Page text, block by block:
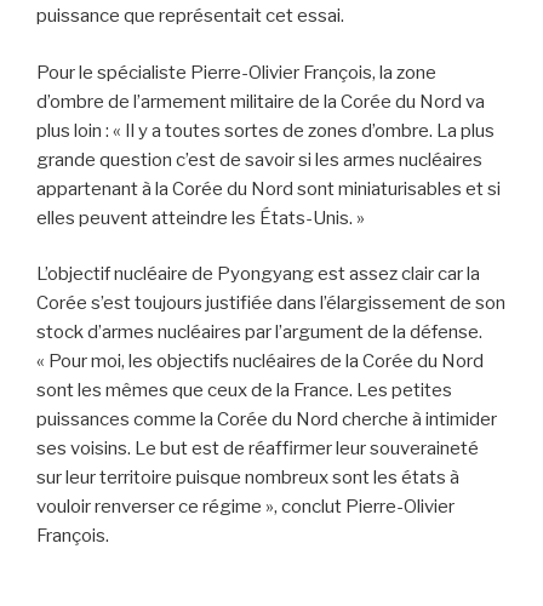
puissance que représentait cet essai.
Pour le spécialiste Pierre-Olivier François, la zone
d’ombre de l’armement militaire de la Corée du Nord va
plus loin : « Il y a toutes sortes de zones d’ombre. La plus
grande question c’est de savoir si les armes nucléaires
appartenant à la Corée du Nord sont miniaturisables et si
elles peuvent atteindre les États-Unis. »
L’objectif nucléaire de Pyongyang est assez clair car la
Corée s’est toujours justifiée dans l’élargissement de son
stock d’armes nucléaires par l’argument de la défense.
« Pour moi, les objectifs nucléaires de la Corée du Nord
sont les mêmes que ceux de la France. Les petites
puissances comme la Corée du Nord cherche à intimider
ses voisins. Le but est de réaffirmer leur souveraineté
sur leur territoire puisque nombreux sont les états à
vouloir renverser ce régime », conclut Pierre-Olivier
François.